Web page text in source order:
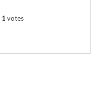
1 votes